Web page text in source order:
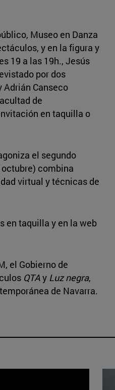
Museo en Danza
y en la figura y
19 a las 19h., Jesús
por dos
Adrián Canseco
de
en taquilla o
el segundo
octubre) combina
virtual y técnicas de
en taquilla y en la web
el Gobierno de
QTAy Luz negra,
de Navarra.